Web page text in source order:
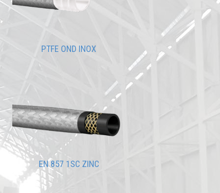
PTFE OND INOX
EN 857 1SC ZINC